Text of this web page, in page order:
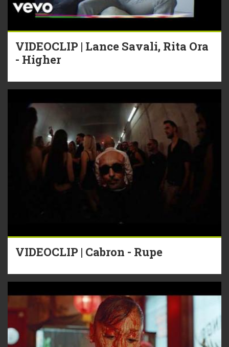
VIDEOCLIP | Lance Savali, Rita Ora
- Higher
VIDEOCLIP | Cabron - Rupe